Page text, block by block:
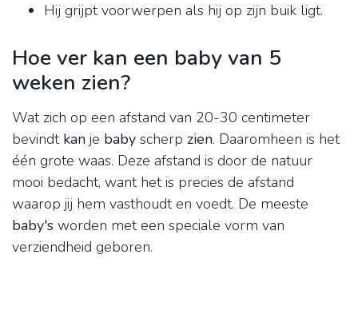
Hij grijpt voorwerpen als hij op zijn buik ligt.
Hoe ver kan een baby van 5
weken zien?
Wat zich op een afstand van 20-30 centimeter
bevindt kan je baby scherp zien. Daaromheen is het
één grote waas. Deze afstand is door de natuur
mooi bedacht, want het is precies de afstand
waarop jij hem vasthoudt en voedt. De meeste
baby's worden met een speciale vorm van
verziendheid geboren.